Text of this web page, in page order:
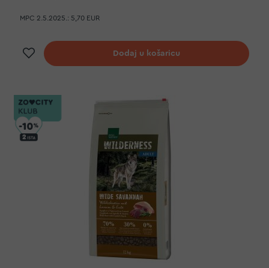
MPC 2.5.2025.: 5,70 EUR
Dodaj na listu želja
Dodaj u košaricu